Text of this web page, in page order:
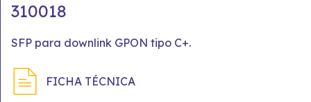
310018
SFP para downlink GPON tipo C+.
FICHA TÉCNICA